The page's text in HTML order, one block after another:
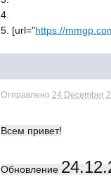
4.
5. [url="https://
Отправлено24 December
Всем привет!
Обновление